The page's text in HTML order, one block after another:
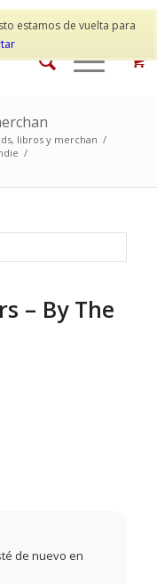
estamos de vuelta para
libros y merchan /
/
– By The
de nuevo en